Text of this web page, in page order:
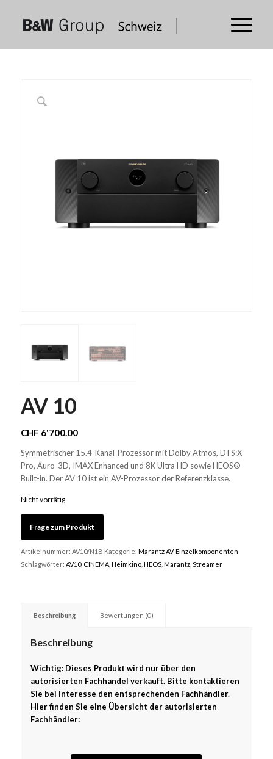
AV 10
CHF 6'700.00
Symmetrischer 15.4-Kanal-Prozessor mit Dolby Atmos, DTS:X
Pro, Auro-3D, IMAX Enhanced und 8K Ultra HD sowie HEOS®
Built-in. Der AV 10 ist ein AV-Prozessor der Referenzklasse.
Nicht vorrätig
Artikelnummer: AV10/N1B Kategorie: Marantz AV-Einzelkomponenten
Schlagwörter: AV10, CINEMA, Heimkino, HEOS, Marantz, Streamer
Beschreibung Bewertungen (0)
Beschreibung
Wichtig: Dieses Produkt wird nur über den
autorisierten Fachhandel verkauft. Bitte kontaktieren
Sie bei Interesse den entsprechenden Fachhändler.
Hier finden Sie eine Übersicht der autorisierten
Fachhändler: